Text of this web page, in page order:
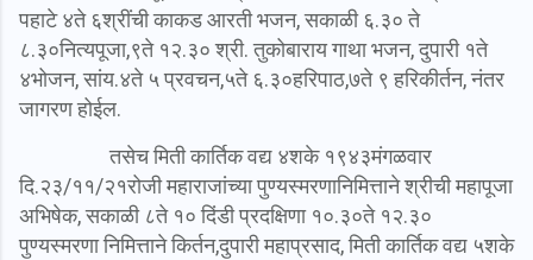
पहाटे ४ते ६श्रींची काकड आरती भजन, सकाळी ६.३० ते
८.३०नित्यपूजा,९ते १२.३० श्री. तुकोबाराय गाथा भजन, दुपारी १ते
४भोजन, सांय.४ते ५ प्रवचन,५ते ६.३०हरिपाठ,७ते ९ हरिकीर्तन, नंतर
जागरण होईल.
तसेच मिती कार्तिक वद्य ४शके १९४३मंगळवार
दि.२३/११/२१रोजी महाराजांच्या पुण्यस्मरणानिमित्ताने श्रीची महापूजा
अभिषेक, सकाळी ८ते १० दिंडी प्रदक्षिणा १०.३०ते १२.३०
पुण्यस्मरणा निमित्ताने किर्तन,दुपारी महाप्रसाद, मिती कार्तिक वद्य ५शके